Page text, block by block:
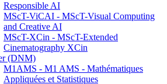
Responsible AI
MScT-ViCAI - MScT-Visual Computing
and Creative AI
MScT-XCin - MScT-Extended
Cinematography XCin
(DNM)
M1AMS - M1 AMS - Mathématiques
Appliquées et Statistiques